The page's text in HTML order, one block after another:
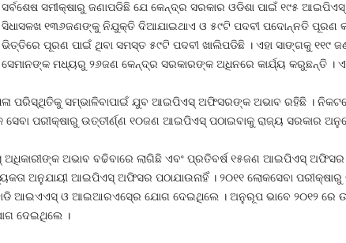
ସର୍ବଶେଷ ସମୀକ୍ଷାରୁ ଜଣାପଡିଛି ଯେ କେନ୍ଦ୍ର ସରକାର ଓଡିଶା ପାଇଁ ୧୯୫
ସିଧାସଳଖ ୧୩୬ଜଣଙ୍କୁ ନିଯୁକ୍ତି ଦିଆଯାଇଥାଏ ଓ ୫୯ଟି ପଦବୀ ପଦୋନ୍ନତି ପୂରଣ
ଭିତ୍ତିରେ ପୂରଣ ପାଇଁ ଥିବା ସମସ୍ତ ୫୯ଟି ପଦବୀ ଖାଲିପଡିଛି । ଏହା ସାଙ୍ଗକୁ ୧୧୯
ସେମାନଙ୍କ ମଧ୍ୟରୁ ୨୬ଜଣ କେନ୍ଦ୍ର ସରକାରଙ୍କ ଅଧିନରେ କାର୍ଯ୍ୟ କରୁଛନ୍ତି ।
ପରିସ୍ଥିତିକୁ ସମ୍ଭାଳିବାପାଇଁ ଯୁବ ଆଇପିଏସ୍‍ ଅଫିସରଙ୍କ ଅଭାବ ରହିଛି ।
ପରୀକ୍ଷାରୁ ଉତ୍ତୀର୍ଣ୍ଣ ୧୦ଜଣ ଆଇପିଏସ୍‍ ପଠାଇବାକୁ ରାଜ୍ୟ ସରକାର
ଅଭାବ ବଢିବାରେ ଲାଗିଛି ଏବଂ ପ୍ରତିବର୍ଷ ୧୫ଜଣ ଆଇପିଏସ୍‍
ଅନୁଯାୟୀ ଆଇପିଏସ୍‍ ଅଫିସର ପଠାଯାଉନାହିଁ । ୨୦୧୧ ଲୋକସେବା
ଆଇଏଏସ୍‍ ଓ ଆଇଆରଏସ୍‍ରେ ଯୋଗ ଦେଇଥିଲେ । ଅନୁରୂପ ଭାବେ ୨୦୧୨ ରେ
ଦେଇଥିଲେ ।